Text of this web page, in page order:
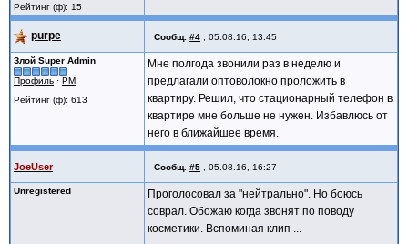
Рейтинг (ф): 15
purpe Сообщ. #4 05.08.16, 13:45
Злой Super Admin
Профиль · PM
Рейтинг (ф): 613
Мне полгода звонили раз в неделю и
предлагали оптоволокно проложить в
квартиру. Решил, что стационарный телефон в
квартире мне больше не нужен. Избавлюсь от
него в ближайшее время.
JoeUser Сообщ. #5 05.08.16, 16:27
Unregistered
Проголосовал за "нейтрально". Но боюсь
соврал. Обожаю когда звонят по поводу
косметики. Вспоминая клип ...